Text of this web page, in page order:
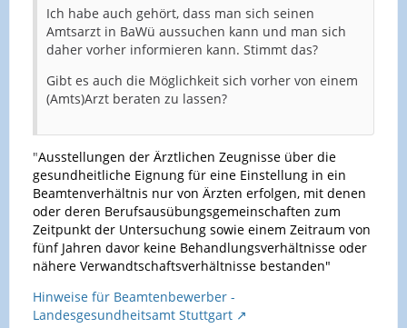
Ich habe auch gehört, dass man sich seinen
Amtsarzt in BaWü aussuchen kann und man sich
daher vorher informieren kann. Stimmt das?
Gibt es auch die Möglichkeit sich vorher von einem
(Amts)Arzt beraten zu lassen?
"Ausstellungen der Ärztlichen Zeugnisse über die
gesundheitliche Eignung für eine Einstellung in ein
Beamtenverhältnis nur von Ärzten erfolgen, mit denen
oder deren Berufsausübungsgemeinschaften zum
Zeitpunkt der Untersuchung sowie einem Zeitraum von
fünf Jahren davor keine Behandlungsverhältnisse oder
nähere Verwandtschaftsverhältnisse bestanden"
Hinweise für Beamtenbewerber -
Landesgesundheitsamt Stuttgart